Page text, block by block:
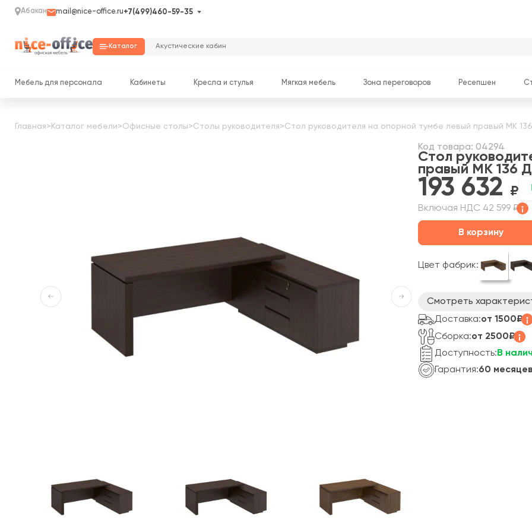
Абакан mail@nice-office.ru+7(499)460-59-35
Каталог
Мебель для персонала Кабинеты Кресла и стулья Мягкая мебель Зона переговоров Ресепшен
Главная> Каталог мебели>Офисные столы>Столы руководителя>Стол руководителя на опорной тумбе левый правый МК
Код товара: 04294
Стол
правый МК 136
193 632
Включая НДС 42 599 ₽
В корзину
Цвет фабрик:
Смотреть
Доставка:от 1500₽
Сборка:от 2500₽
Доступность: В
Гарантия:60 месяцев